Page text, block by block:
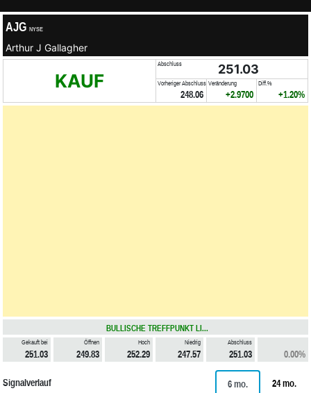
AJG NYSE
Arthur J Gallagher
KAUF
Abschluss 251.03
Vorheriger Abschluss
248.06
Veränderung
+2.9700
Diff.%
+1.20%
BULLISCHE TREFFPUNKT LI...
Gekauft bei
251.03
Öffnen
249.83
Hoch
252.29
Niedrig
247.57
Abschluss
251.03 0.00%
Signalverlauf 6 mo. 24 mo.